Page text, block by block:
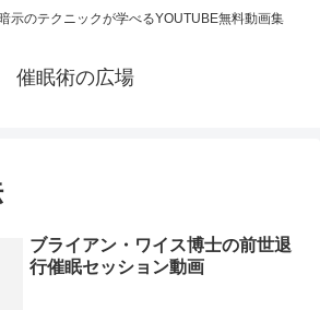
示のテクニックが学べるYOUTUBE無料動画集
催眠術の広場
ブライアン・ワイス博士の前世退
行催眠セッション動画